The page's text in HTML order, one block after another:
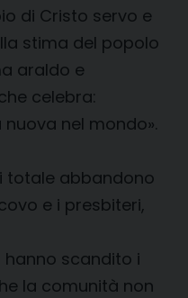
di Cristo servo e
stima del popolo
araldo e
celebra:
nel mondo».
totale abbandono
e i presbiteri,
hanno scandito i
la comunità non